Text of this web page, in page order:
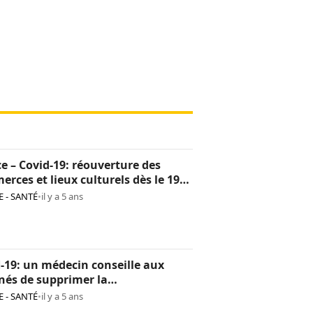
– Covid-19: réouverture des
et lieux culturels dès le 19
- SANTÉ•il y a 5 ans
19: un médecin conseille aux
de supprimer la
abusive d’alcool
- SANTÉ•il y a 5 ans